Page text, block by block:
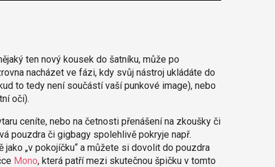
ten nový kousek do šatníku, může po
nacházet ve fázi, kdy svůj nástroj ukládáte do
to tedy není součástí vaší punkové image), nebo
oči).
ceníte, nebo na četnosti přenášení na zkoušky či
pouzdra či gigbagy spolehlivě pokryje např.
jako „v pokojíčku“ a můžete si dovolit do pouzdra
Mono, která patří mezi skutečnou špičku v tomto